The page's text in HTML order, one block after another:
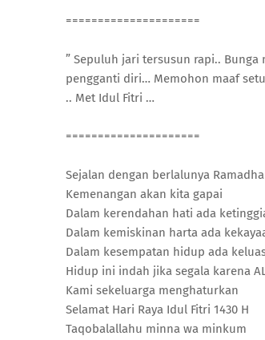
=====================
” Sepuluh jari tersusun rapi..
pengganti diri… Memohon maaf
.. Met Idul Fitri …
=====================
Sejalan dengan berlalunya
Kemenangan akan kita gapai
Dalam kerendahan hati ada
Dalam kemiskinan harta ada
Dalam kesempatan hidup ada
Hidup ini indah jika segala karena
Kami sekeluarga menghaturkan
Selamat Hari Raya Idul Fitri 1430 H
Taqobalallahu minna wa minkum